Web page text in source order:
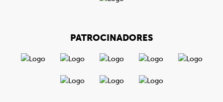
PATROCINADORES